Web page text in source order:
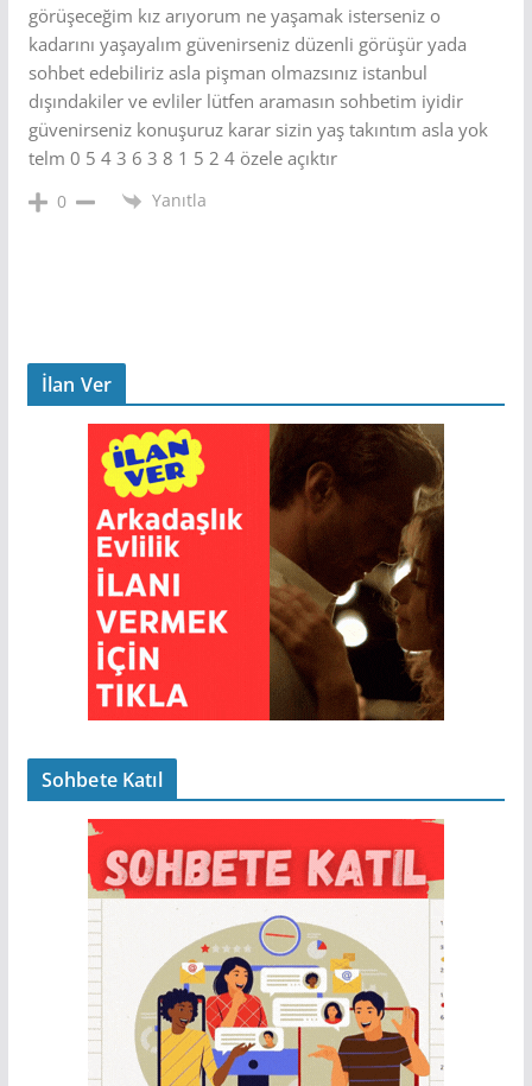
görüşeceğim kız arıyorum ne yaşamak isterseniz o
kadarını yaşayalım güvenirseniz düzenli görüşür yada
sohbet edebiliriz asla pişman olmazsınız istanbul
dışındakiler ve evliler lütfen aramasın sohbetim iyidir
güvenirseniz konuşuruz karar sizin yaş takıntım asla yok
telm 0 5 4 3 6 3 8 1 5 2 4 özele açıktır
0 Yanıtla
İlan Ver
Sohbete Katıl